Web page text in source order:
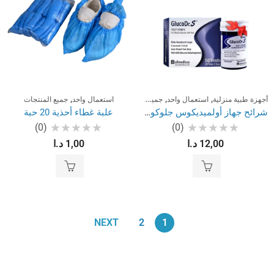
أجهزة طبية منزلية, استعمال واحد, جميع المنتجات
شرائح جهاز أولميديكوس جلوكودر لقياس السكري
التقييم
(0)
12,00 د.ا
استعمال واحد,جميع المنتجات
علبة غطاء أحذية 20 حبة
التقييم
(0)
1,00 د.ا
1
2
NEXT